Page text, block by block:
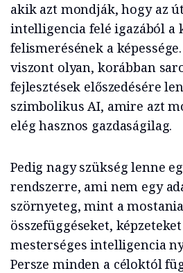
akik azt mondják, hogy az
intelligencia felé igazából a
felismerésének a képessége.
viszont olyan, korábban
fejlesztések előszedésére
szimbolikus AI, amire azt
elég hasznos gazdaságilag.
Pedig nagy szükség lenne
rendszerre, ami nem egy
szörnyeteg, mint a
összefüggéseket,
mesterséges intelligencia
Persze minden a céloktól